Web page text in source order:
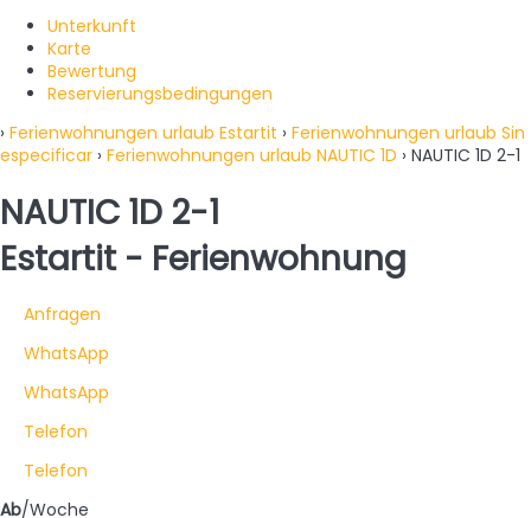
Unterkunft
Karte
Bewertung
Reservierungsbedingungen
› Ferienwohnungen urlaub Estartit › Ferienwohnungen urlaub Sin
especificar › Ferienwohnungen urlaub NAUTIC 1D › NAUTIC 1D 2-1
NAUTIC 1D 2-1
Estartit - Ferienwohnung
Anfragen
WhatsApp
WhatsApp
Telefon
Telefon
Ab/Woche